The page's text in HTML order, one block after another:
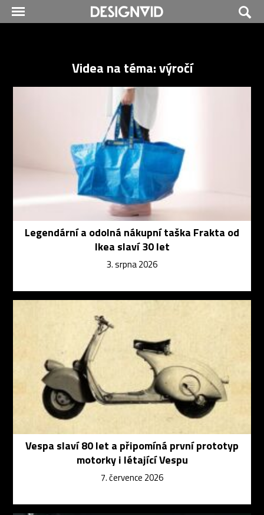
Videa na téma: výročí
Legendární a odolná nákupní taška Frakta od
Ikea slaví 30 let
3. srpna 2026
Vespa slaví 80 let a připomíná první prototyp
motorky i létající Vespu
7. července 2026